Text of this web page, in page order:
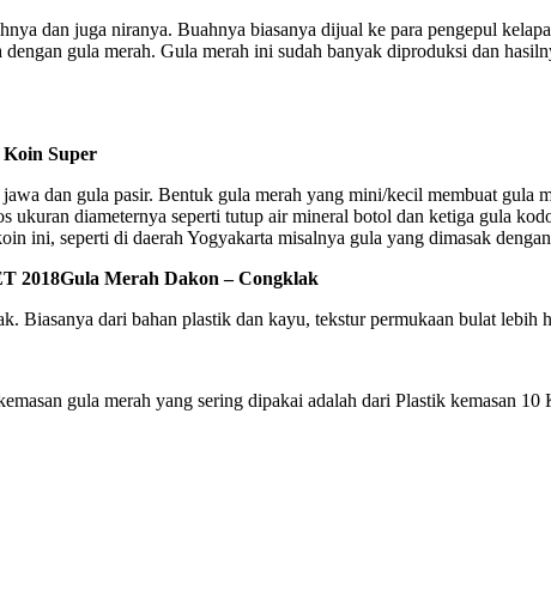
dan juga niranya. Buahnya biasanya dijual ke para pengepul
gula merah. Gula merah ini sudah banyak diproduksi dan
Super
dan gula pasir. Bentuk gula merah yang mini/kecil membuat gula
ukuran diameternya seperti tutup air mineral botol dan ketiga gula
ini, seperti di daerah Yogyakarta misalnya gula yang dimasak
Gula Merah Dakon – Congklak
Biasanya dari bahan plastik dan kayu, tekstur permukaan bulat
gula merah yang sering dipakai adalah dari Plastik kemasan